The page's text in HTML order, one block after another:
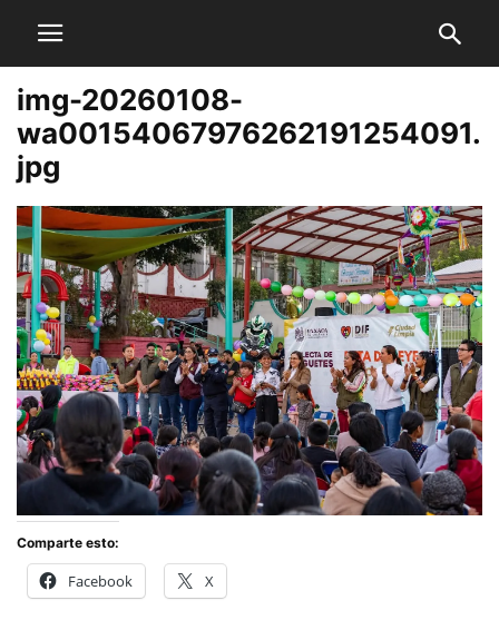
img-20260108-
wa00154067976262191254091.
jpg
Comparte esto:
Facebook X